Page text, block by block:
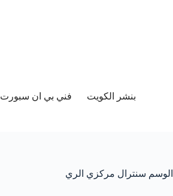
بنشر الكويت فني بي ان سبورت
الوسم سنترال مركزي الري